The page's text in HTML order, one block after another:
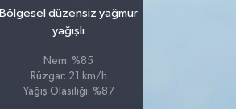
Bölgesel düzensiz yağmur
yağışlı
Nem: %85
Rüzgar: 21 km/h
Yağış Olasılığı: %87